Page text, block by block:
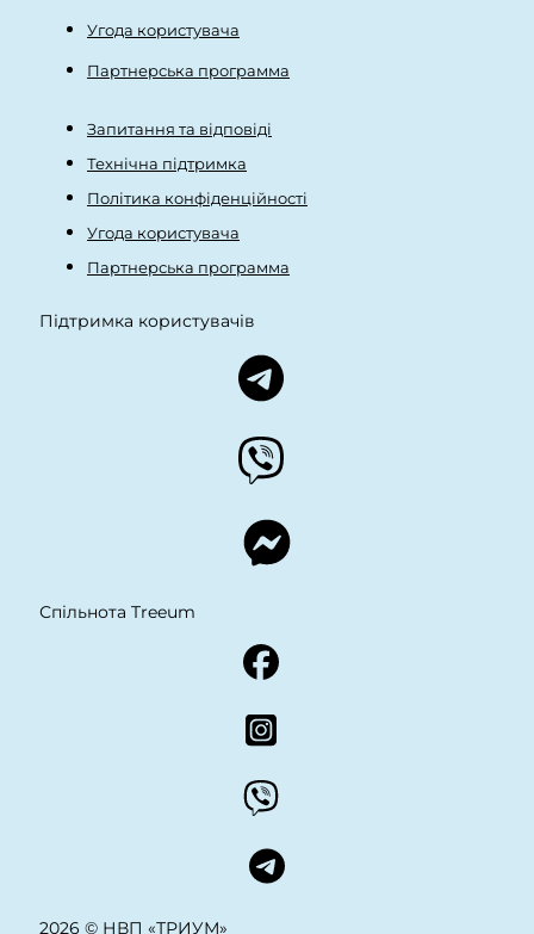
Угода користувача
Партнерська программа
Запитання та відповіді
Технічна підтримка
Політика конфіденційності
Угода користувача
Партнерська программа
Підтримка користувачів
Спільнота Treeum
2026 © НВП «ТРИУМ»